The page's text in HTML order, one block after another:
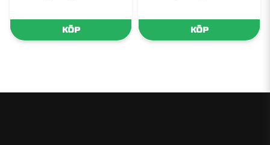
KÖP KÖP